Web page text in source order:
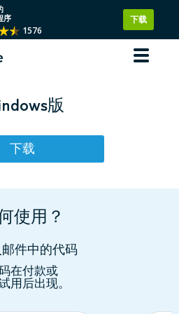
序
1576
下载
版
下载
使用？
邮件中的代码
在付款或
用后出现。